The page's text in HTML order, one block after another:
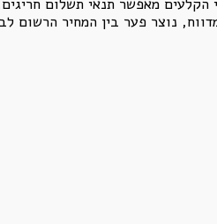
נוצר פער בין המחיר הרשום